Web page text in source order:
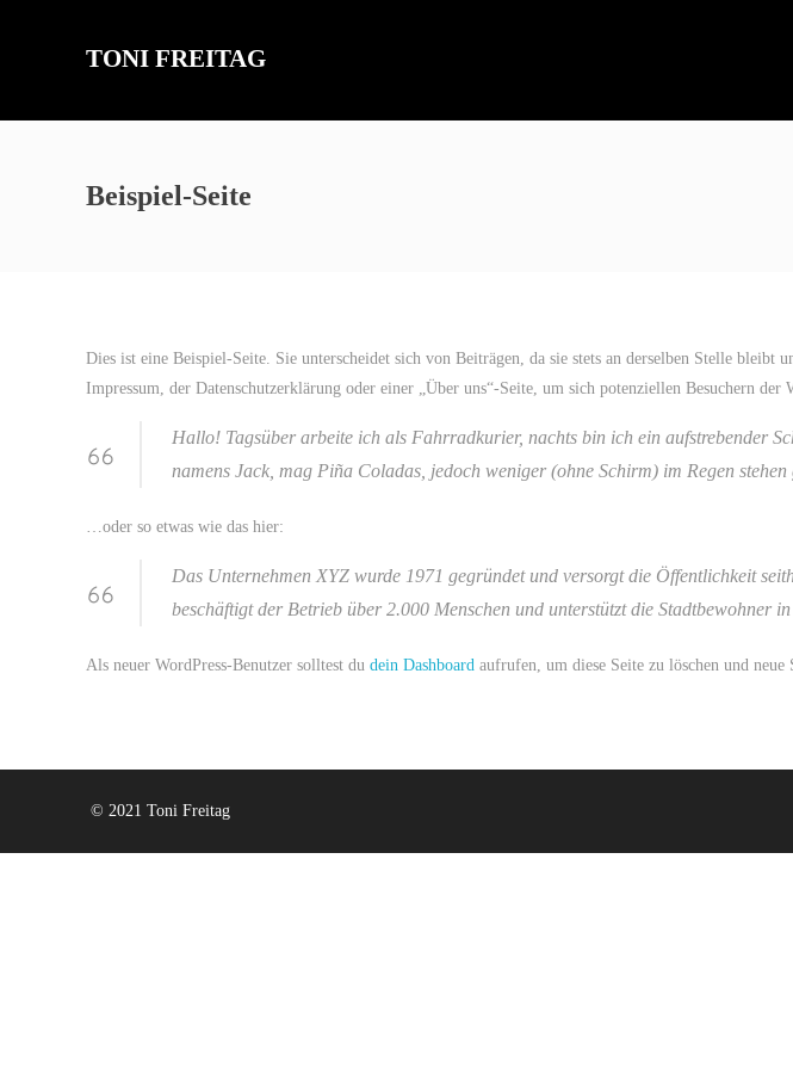
TONI FREITAG
Beispiel-Seite
Dies ist eine Beispiel-Seite. Sie unterscheidet sich von Beiträgen, da sie stets an derselben Stelle
Impressum, der Datenschutzerklärung oder einer „Über uns“-Seite, um sich potenziellen Besuchern
Hallo! Tagsüber arbeite ich als Fahrradkurier, nachts bin ich ein aufstrebender
namens Jack, mag Piña Coladas, jedoch weniger (ohne Schirm) im Regen stehen
…oder so etwas wie das hier:
Das Unternehmen XYZ wurde 1971 gegründet und versorgt die Öffentlichkeit
beschäftigt der Betrieb über 2.000 Menschen und unterstützt die Stadtbewohner
Als neuer WordPress-Benutzer solltest du dein Dashboard aufrufen, um diese Seite zu löschen und
© 2021 Toni Freitag